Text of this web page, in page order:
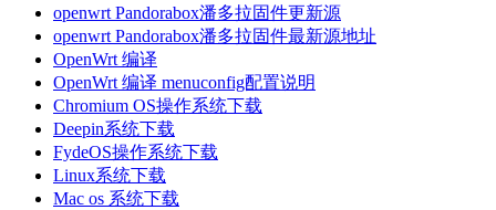
openwrt Pandorabox潘多拉固件更新源
openwrt Pandorabox潘多拉固件最新源地址
OpenWrt 编译
OpenWrt 编译 menuconfig配置说明
Chromium OS操作系统下载
Deepin系统下载
FydeOS操作系统下载
Linux系统下载
Mac os 系统下载